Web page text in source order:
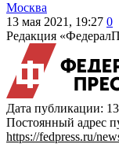
Москва
13 мая 2021, 19:27 0
Редакция
Дата публикации:
Постоянный адрес
https://fedpress.ru/